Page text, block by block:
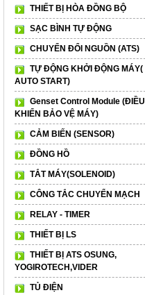
THIẾT BỊ HÒA ĐỒNG BỘ
SẠC BÌNH TỰ ĐỘNG
CHUYỂN ĐỔI NGUỒN (ATS)
TỰ ĐỘNG KHỞI ĐỘNG MÁY(
AUTO START)
Genset Control Module (ĐIỀU
KHIỂN BẢO VỆ MÁY)
CẢM BIẾN (SENSOR)
ĐỒNG HỒ
TẮT MÁY(SOLENOID)
CÔNG TẮC CHUYỂN MẠCH
RELAY - TIMER
THIẾT BỊ LS
THIẾT BỊ ATS OSUNG,
YOGIROTECH,VIDER
TỦ ĐIỆN